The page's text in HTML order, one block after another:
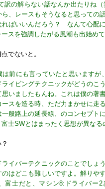
訳の解らない話なんか出たりね
、レースもそうなると思っての
ればいいんだろう？ なんて心配
スを強調したがる風潮も出始めて
でないと。
は前にも言っていたと思います
イビングテクニックがどうのこ
いましたもんね。これは僕の著
スを造る時、ただ力まかせに走
般路上の延長線、のコンセプト
士SWとはまったく思想が異なる
ライバーテクニックのことでしょ
はどこも難しいですよ。解りや
富士だと、マシン8:ドライバー